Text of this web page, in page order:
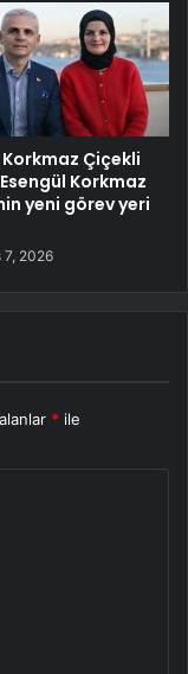
Korkmaz Çiçekli
Korkmaz
yeni görev yeri
7, 2026
* ile